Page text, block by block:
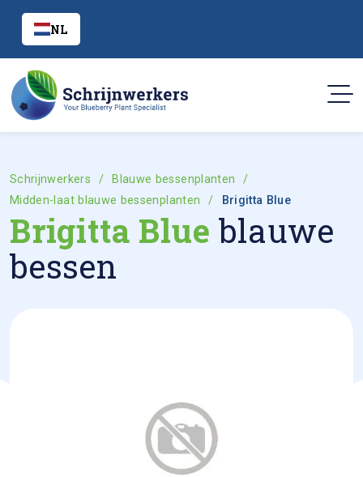
NL
Schrijnwerkers
Blauwe bessenplanten
Midden-laat blauwe bessenplanten
Brigitta Blue
Brigitta Blue blauwe
bessen